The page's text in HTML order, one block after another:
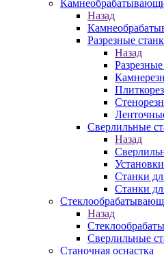
Назад
Разрезные
Назад
Сверлильные
Назад
Станки
Станки
Назад
Сверлильные
Станочная оснастка